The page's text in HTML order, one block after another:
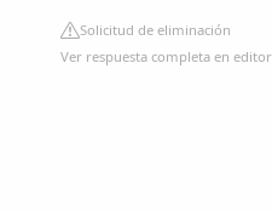
Solicitud de eliminación
Ver respuesta completa en